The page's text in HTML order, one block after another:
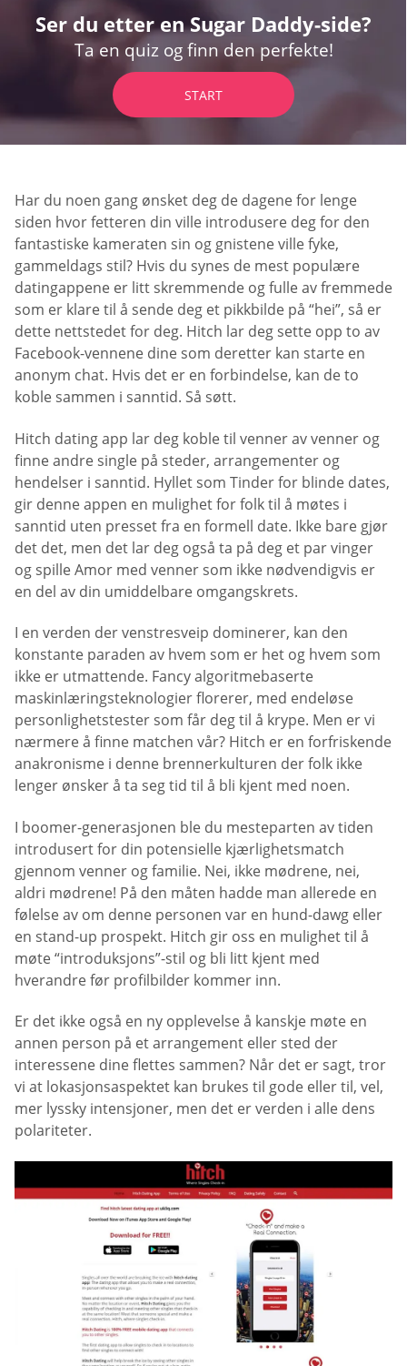
Ser du etter en Sugar Daddy-side?
Ta en quiz og finn den perfekte!
START
Har du noen gang ønsket deg de dagene for lenge
siden hvor fetteren din ville introdusere deg for den
fantastiske kameraten sin og gnistene ville fyke,
gammeldags stil? Hvis du synes de mest populære
datingappene er litt skremmende og fulle av fremmede
som er klare til å sende deg et pikkbilde på “hei”, så er
dette nettstedet for deg. Hitch lar deg sette opp to av
Facebook-vennene dine som deretter kan starte en
anonym chat. Hvis det er en forbindelse, kan de to
koble sammen i sanntid. Så søtt.
Hitch dating app lar deg koble til venner av venner og
finne andre single på steder, arrangementer og
hendelser i sanntid. Hyllet som Tinder for blinde dates,
gir denne appen en mulighet for folk til å møtes i
sanntid uten presset fra en formell date. Ikke bare gjør
det det, men det lar deg også ta på deg et par vinger
og spille Amor med venner som ikke nødvendigvis er
en del av din umiddelbare omgangskrets.
I en verden der venstresveip dominerer, kan den
konstante paraden av hvem som er het og hvem som
ikke er utmattende. Fancy algoritmebaserte
maskinlæringsteknologier florerer, med endeløse
personlighetstester som får deg til å krype. Men er vi
nærmere å finne matchen vår? Hitch er en forfriskende
anakronisme i denne brennerkulturen der folk ikke
lenger ønsker å ta seg tid til å bli kjent med noen.
I boomer-generasjonen ble du mesteparten av tiden
introdusert for din potensielle kjærlighetsmatch
gjennom venner og familie. Nei, ikke mødrene, nei,
aldri mødrene! På den måten hadde man allerede en
følelse av om denne personen var en hund-dawg eller
en stand-up prospekt. Hitch gir oss en mulighet til å
møte “introduksjons”-stil og bli litt kjent med
hverandre før profilbilder kommer inn.
Er det ikke også en ny opplevelse å kanskje møte en
annen person på et arrangement eller sted der
interessene dine flettes sammen? Når det er sagt, tror
vi at lokasjonsaspektet kan brukes til gode eller til, vel,
mer lyssky intensjoner, men det er verden i alle dens
polariteter.